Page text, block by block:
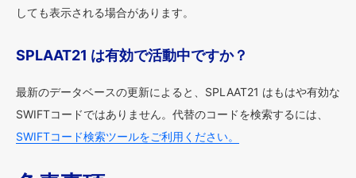
しても表示される場合があります。
SPLAAT21 は有効で活動中ですか？
最新のデータベースの更新によると、SPLAAT21 はもはや有効な
SWIFTコードではありません。代替のコードを検索するには、
SWIFTコード検索ツールをご利用ください。